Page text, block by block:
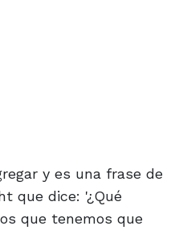
y es una frase de
que dice: '¿Qué
que tenemos que